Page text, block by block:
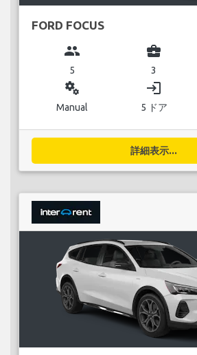
FORD FOCUS
group
5
business_center
3
miscellaneous_services
Manual
login
5 ドア
詳細表示...